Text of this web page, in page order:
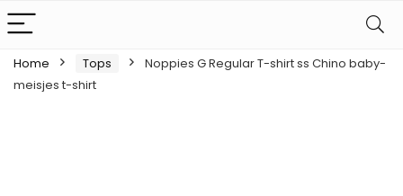
Home Tops
Noppies G Regular T-shirt ss Chino baby-
meisjes t-shirt